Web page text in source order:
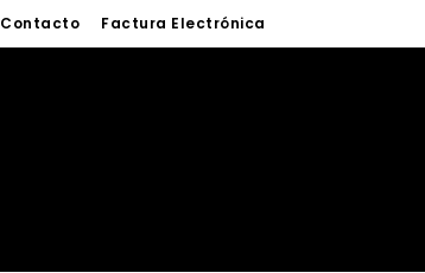
Contacto Factura Electrónica